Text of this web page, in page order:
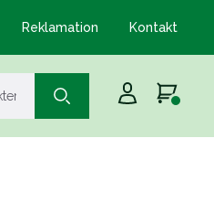
Reklamation Kontakt